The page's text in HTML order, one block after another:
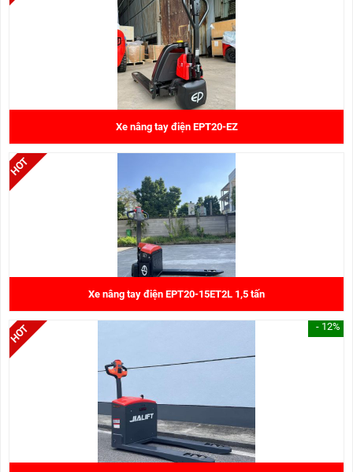
Xe nâng tay điện EPT20-EZ
32.000.000 đ
Xe nâng tay điện EPT20-15ET2L 1,5 tấn
- 12%